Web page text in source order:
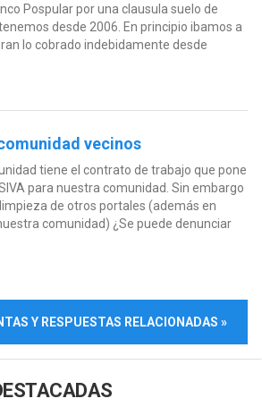
Pospular por una clausula suelo de
desde 2006. En principio ibamos a
lo cobrado indebidamente desde
vecinos
tiene el contrato de trabajo que pone
para nuestra comunidad. Sin embargo
de otros portales (además en
comunidad) ¿Se puede denunciar
Y RESPUESTAS RELACIONADAS »